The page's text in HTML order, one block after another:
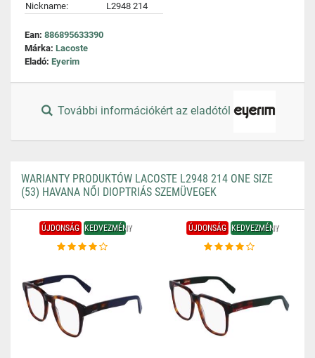
Nickname:
L2948 214
Ean: 886895633390
Márka: Lacoste
Eladó: Eyerim
További információkért az eladótól
WARIANTY PRODUKTÓW LACOSTE L2948 214 ONE SIZE
(53) HAVANA NŐI DIOPTRIÁS SZEMÜVEGEK
ÚJDONSÁG KEDVEZMÉNY ÚJDONSÁG KEDVEZMÉNY